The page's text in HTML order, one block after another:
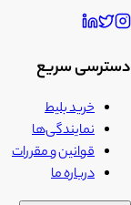
دسترسی سریع
خرید بلیط
نمایندگی‌ها
قوانین و مقررات
درباره ما